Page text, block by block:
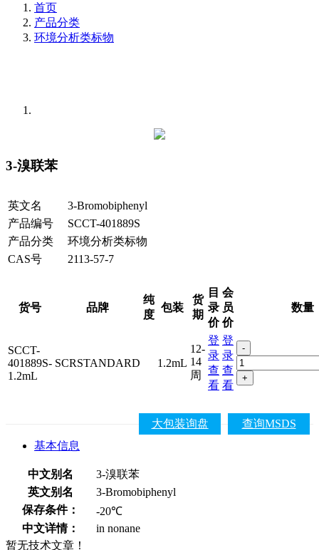
首页
产品分类
环境分析类标物
3-溴联苯
英文名
3-Bromobiphenyl
产品编号
SCCT-401889S
产品分类
环境分析类标物
CAS号
2113-57-7
货号 品牌
纯
度
包装
货
期
目
录
价
会
员
价
数量
SCCT-
401889S-
1.2mL
SCRSTANDARD 1.2mL
12-
14
周
登
录
查
看
登
录
查
看
-
+
查询MSDS
大包装询盘
基本信息
中文别名
3-溴联苯
英文别名
3-Bromobiphenyl
保存条件：
-20℃
中文详情：
in nonane
暂无技术文章！